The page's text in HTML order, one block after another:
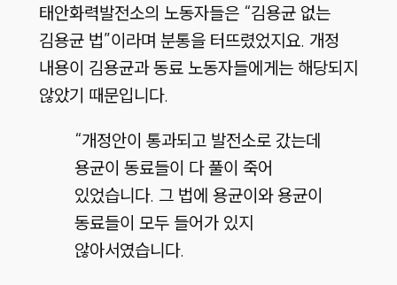
태안화력발전소의 노동자들은 “김용균 없는
김용균 법”이라며 분통을 터뜨렸었지요. 개정
내용이 김용균과 동료 노동자들에게는 해당되지
않았기 때문입니다.
“개정안이 통과되고 발전소로 갔는데
용균이 동료들이 다 풀이 죽어
있었습니다. 그 법에 용균이와 용균이
동료들이 모두 들어가 있지
않아서였습니다.